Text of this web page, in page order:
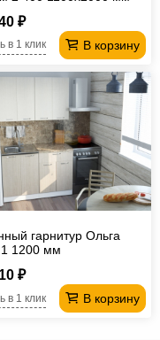
₽
В корзину
в 1 клик
гарнитур Ольга
1 1200 мм
₽
В корзину
в 1 клик